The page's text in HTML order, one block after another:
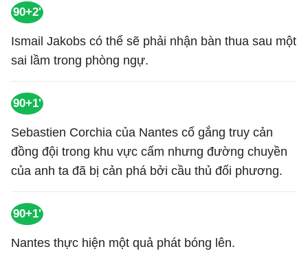
90+2'
Ismail Jakobs có thể sẽ phải nhận bàn thua sau một
sai lầm trong phòng ngự.
90+1'
Sebastien Corchia của Nantes cố gắng truy cản
đồng đội trong khu vực cấm nhưng đường chuyền
của anh ta đã bị cản phá bởi cầu thủ đối phương.
90+1'
Nantes thực hiện một quả phát bóng lên.